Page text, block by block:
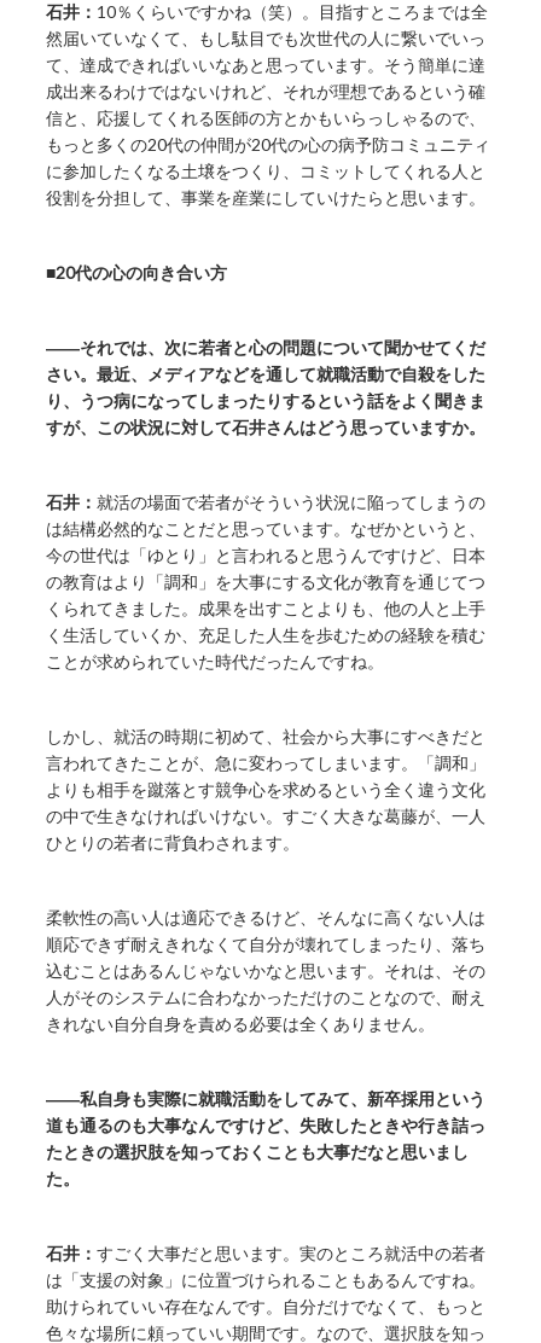
石井： 10％くらいですかね（笑）。目指すところまでは全
然届いていなくて、もし駄目でも次世代の人に繋いでいっ
て、達成できればいいなあと思っています。そう簡単に達
成出来るわけではないけれど、それが理想であるという確
信と、応援してくれる医師の方とかもいらっしゃるので、
もっと多くの20代の仲間が20代の心の病予防コミュニティ
に参加したくなる土壌をつくり、コミットしてくれる人と
役割を分担して、事業を産業にしていけたらと思います。
■20代の心の向き合い方
――それでは、次に若者と心の問題について聞かせてくだ
さい。最近、メディアなどを通して就職活動で自殺をした
り、うつ病になってしまったりするという話をよく聞きま
すが、この状況に対して石井さんはどう思っていますか。
石井：就活の場面で若者がそういう状況に陥ってしまうの
は結構必然的なことだと思っています。なぜかというと、
今の世代は「ゆとり」と言われると思うんですけど、日本
の教育はより「調和」を大事にする文化が教育を通じてつ
くられてきました。成果を出すことよりも、他の人と上手
く生活していくか、充足した人生を歩むための経験を積む
ことが求められていた時代だったんですね。
しかし、就活の時期に初めて、社会から大事にすべきだと
言われてきたことが、急に変わってしまいます。「調和」
よりも相手を蹴落とす競争心を求めるという全く違う文化
の中で生きなければいけない。すごく大きな葛藤が、一人
ひとりの若者に背負わされます。
柔軟性の高い人は適応できるけど、そんなに高くない人は
順応できず耐えきれなくて自分が壊れてしまったり、落ち
込むことはあるんじゃないかなと思います。それは、その
人がそのシステムに合わなかっただけのことなので、耐え
きれない自分自身を責める必要は全くありません。
――私自身も実際に就職活動をしてみて、新卒採用という
道も通るのも大事なんですけど、失敗したときや行き詰っ
たときの選択肢を知っておくことも大事だなと思いまし
た。
石井：すごく大事だと思います。実のところ就活中の若者
は「支援の対象」に位置づけられることもあるんですね。
助けられていい存在なんです。自分だけでなくて、もっと
色々な場所に頼っていい期間です。なので、選択肢を知っ